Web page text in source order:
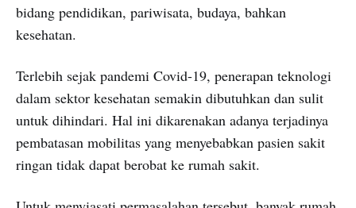
bidang pendidikan, pariwisata, budaya, bahkan
kesehatan.
Terlebih sejak pandemi Covid-19, penerapan teknologi
dalam sektor kesehatan semakin dibutuhkan dan sulit
untuk dihindari. Hal ini dikarenakan adanya terjadinya
pembatasan mobilitas yang menyebabkan pasien sakit
ringan tidak dapat berobat ke rumah sakit.